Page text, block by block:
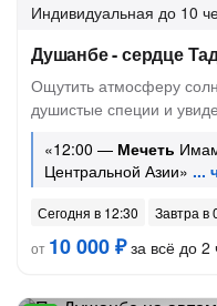
Индивидуальная до 10
Душанбе - сердце
Ощутить атмосферу
душистые специи и
«12:00 — Мечеть
Центральной Азии»
Сегодня в 12:30
Завтра в
от 10 000 ₽за всё до 2